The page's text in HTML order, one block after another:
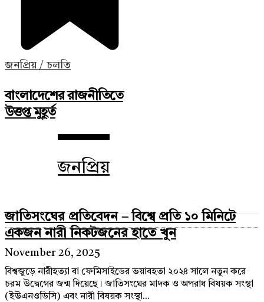
জনপ্রিয় / চলতি
বাংলাদেশের রাজনীতিতে
উত্তপ্ত মুহূর্ত
জনপ্রিয়
জাতিসংঘের প্রতিবেদন – বিশ্বে প্রতি ১০ মিনিটে
একজন নারী নিকটজনের হাতে খুন
November 26, 2025
বিশ্বজুড়ে নারীহত্যা বা ফেমিসাইডের ভয়াবহতা ২০২৪ সালে নতুন করে
চরম উদ্বেগের জন্ম দিয়েছে। জাতিসংঘের মাদক ও অপরাধ বিষয়ক সংস্থা
(ইউএনওডিসি) এবং নারী বিষয়ক সংস্থা...